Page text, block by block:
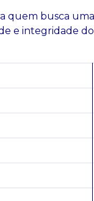
quem busca
e integridade